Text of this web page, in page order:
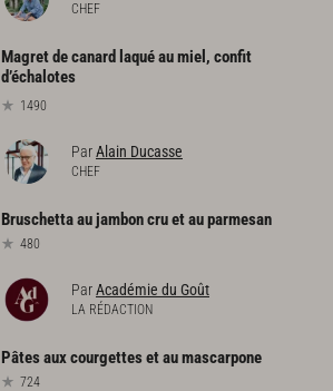
CHEF
Magret de canard laqué au miel, confit
d’échalotes
1490
ParAlain Ducasse
CHEF
Bruschettaaujamboncruetauparmesan
480
ParAcadémie du Goût
LA RÉDACTION
Pâtesauxcourgettesetaumascarpone
724